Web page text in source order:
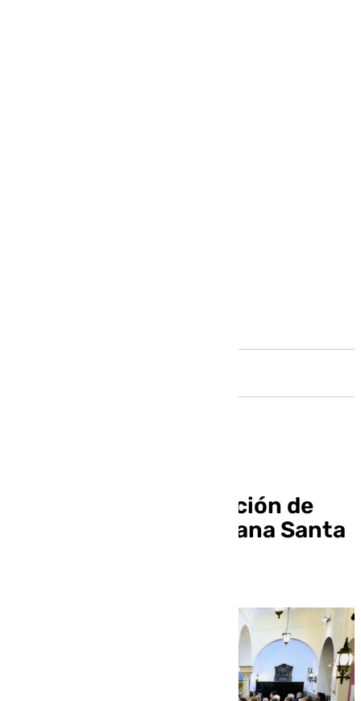
Inaugurada la exposición de
estrenos para la Semana Santa